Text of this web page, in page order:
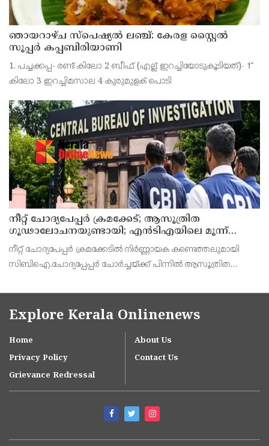
ഞായറാഴ്ച സ്പെഷ്യൽ ലഞ്ച്: കേരള സ്റ്റൈൽ
സൂപ്പർ കപ്പബിരിയാണി
1. പച്ചക്കപ്പ- രണ്ട് കിലോ 2 ബീഫ് (എല്ല് ഇറച്ചിയോടുകൂടിയത്)- 1്
കിലോ 3 ഇറച്ചിമസാല 4 കുരുമുളക് പൊടി
നീറ്റ് ചോദ്യപേപ്പര്‍ ക്രമക്കേട്; ആസൂത്രിത
ഗൂഢാലോചനയുണ്ടായി; എന്‍ടിഎയിലെ മൂന്ന്
സബ്ജക്ട് വിദഗ്ധര്‍ക്ക് പങ്കുണ്ടെന്ന നിർണായക
കണ്ടെത്തലുമായി സിബിഐ
നീറ്റ് ചോദ്യപേപ്പര്‍ ക്രമക്കേടിൽ നിർണ്ണായക കണ്ടെത്തലുമായി
സിബിഐ.ചോദ്യപ്പേപ്പർ ചോർച്ചയ്ക്ക് പിന്നില്‍ ആസൂത്രിത
നാഷണല്‍ ടെസ്റ്റിംഗ് ഏജന്‍സി (എന്‍ടിഎ) വിദഗ്
Explore Kerala Onlinenews
Home
About Us
Privacy Policy
Contact Us
Grievance Redressal